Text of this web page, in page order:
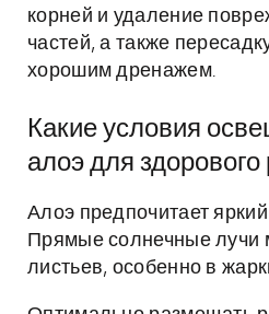
корней и удаление
частей, а также
хорошим дренажем.
Какие условия
алоэ для здорового
Алоэ предпочитает
Прямые солнечные лучи
листьев, особенно в